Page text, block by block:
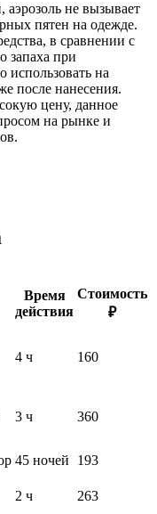
не вызывает
пятен на одежде.
в сравнении с
запаха при
на
после нанесения.
цену, данное
на рынке и
Время
действия
Стоимость
₽
4 ч 160
3 ч 360
45 ночей
193
2 ч
263